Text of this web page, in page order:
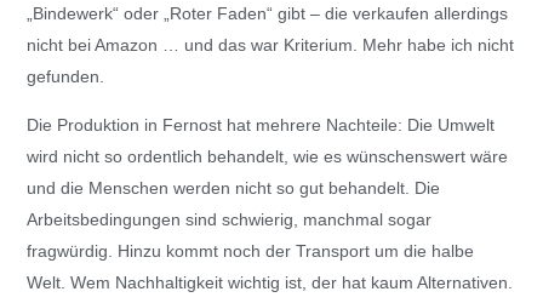
„Bindewerk“ oder „Roter Faden“ gibt – die verkaufen allerdings
nicht bei Amazon … und das war Kriterium. Mehr habe ich nicht
gefunden.
Die Produktion in Fernost hat mehrere Nachteile: Die Umwelt
wird nicht so ordentlich behandelt, wie es wünschenswert wäre
und die Menschen werden nicht so gut behandelt. Die
Arbeitsbedingungen sind schwierig, manchmal sogar
fragwürdig. Hinzu kommt noch der Transport um die halbe
Welt. Wem Nachhaltigkeit wichtig ist, der hat kaum Alternativen.